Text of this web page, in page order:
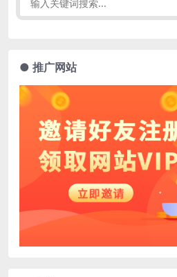
● 推广网站